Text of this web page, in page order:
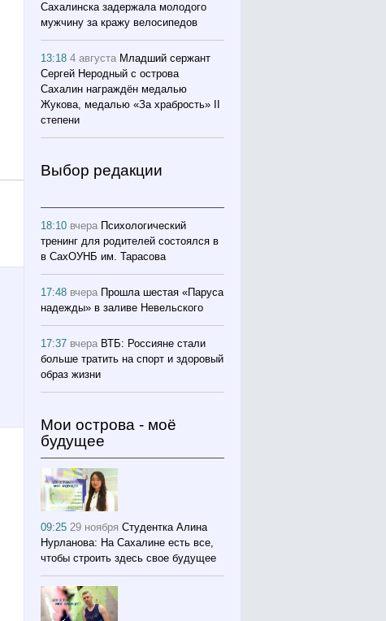
Сахалинска задержала молодого
мужчину за кражу велосипедов
13:184 августа Младший сержант
Сергей Неродный с острова
Сахалин награждён медалью
Жукова, медалью «За храбрость» II
степени
Выбор редакции
18:10 вчера Психологический
тренинг для родителей состоялся в
в СахОУНБ им. Тарасова
17:48 вчера Прошла шестая «Паруса
надежды» в заливе Невельского
17:37 вчера ВТБ: Россияне стали
больше тратить на спорт и здоровый
образ жизни
Мои острова - моё
будущее
09:2529 ноября Студентка Алина
Нурланова: На Сахалине есть все,
чтобы строить здесь свое будущее